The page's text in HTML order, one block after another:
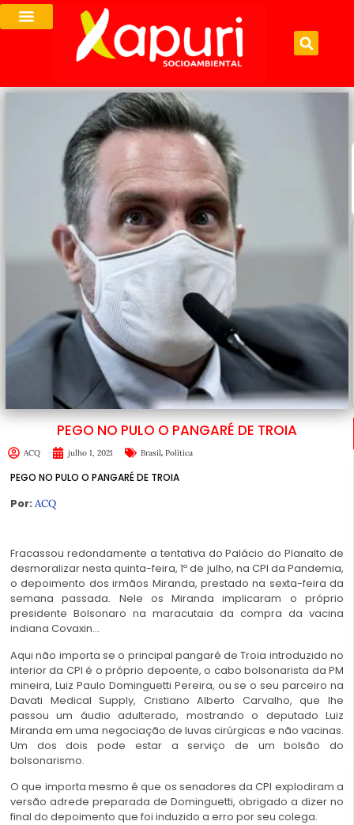
PEGO NO PULO O PANGARÉ DE TROIA
ACQ julho 1, 2021 Brasil, Política
PEGO NO PULO O PANGARÉ DE TROIA
Por: ACQ
Fracassou redondamente a tentativa do Palácio do Planalto de
desmoralizar nesta quinta-feira, 1º de julho, na CPI da Pandemia,
o depoimento dos irmãos Miranda, prestado na sexta-feira da
semana passada. Nele os Miranda implicaram o próprio
presidente Bolsonaro na maracutaia da compra da vacina
indiana Covaxin…
Aqui não importa se o principal pangaré de Troia introduzido no
interior da CPI é o próprio depoente, o cabo bolsonarista da PM
mineira, Luiz Paulo Dominguetti Pereira, ou se o seu parceiro na
Davati Medical Supply, Cristiano Alberto Carvalho, que lhe
passou um áudio adulterado, mostrando o deputado Luiz
Miranda em uma negociação de luvas cirúrgicas e não vacinas.
Um dos dois pode estar a serviço de um bolsão do
bolsonarismo.
O que importa mesmo é que os senadores da CPI explodiram a
versão adrede preparada de Dominguetti, obrigado a dizer no
final do depoimento que foi induzido a erro por seu colega.